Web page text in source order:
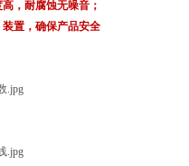
，耐腐蚀无噪音；
置，确保产品安全